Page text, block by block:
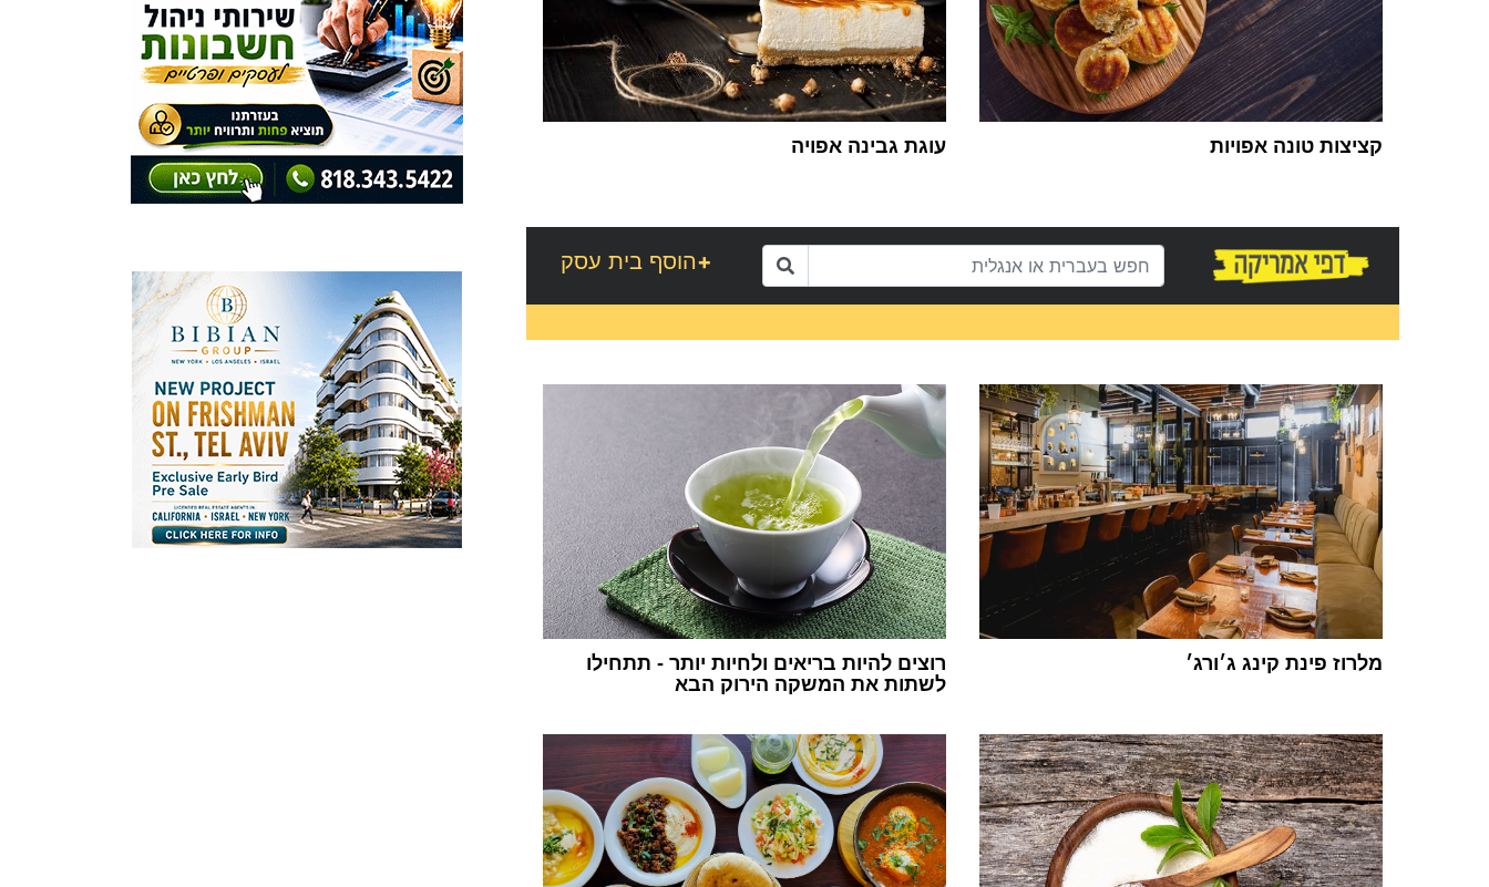
עוגת גבינה אפויה קציצות טונה אפויות
הוסף בית עסק+
רוצים להיות בריאים ולחיות יותר - תתחילו
לשתות את המשקה הירוק הבא
מלרוז פינת קינג ג׳ורג׳